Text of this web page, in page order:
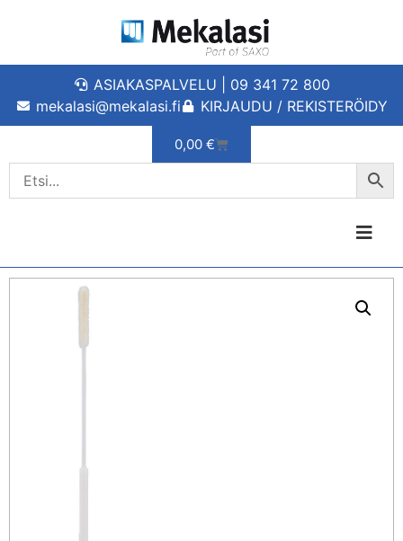
ASIAKASPALVELU | 09 341 72 800
mekalasi@mekalasi.fi
KIRJAUDU / REKISTERÖIDY
0,00 €